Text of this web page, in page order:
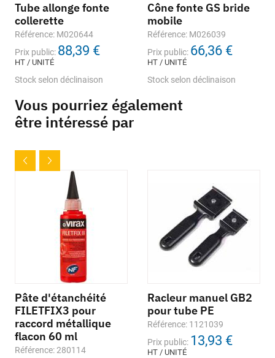
Tube allonge fonte
collerette
Référence: M020644
Prix public: 88,39 €
HT / UNITÉ
Stock selon déclinaison
Cône fonte GS bride
mobile
Référence: M026039
Prix public: 66,36 €
HT / UNITÉ
Stock selon déclinaison
Vous pourriez également
être intéressé par
Pâte d'étanchéité
FILETFIX3 pour
raccord métallique
flacon 60 ml
Référence: 280114
Racleur manuel GB2
pour tube PE
Référence: 1121039
Prix public: 13,93 €
HT / UNITÉ